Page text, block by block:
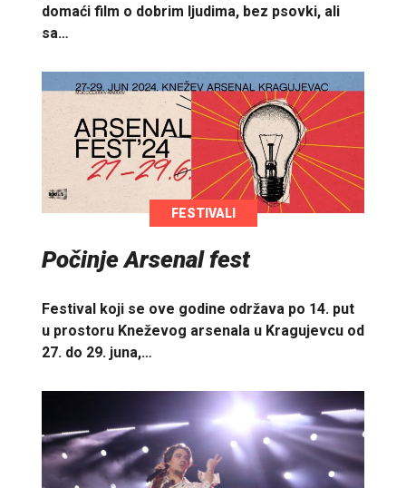
domaći film o dobrim ljudima, bez psovki, ali
sa…
FESTIVALI
Počinje Arsenal fest
Festival koji se ove godine održava po 14. put
u prostoru Kneževog arsenala u Kragujevcu od
27. do 29. juna,…